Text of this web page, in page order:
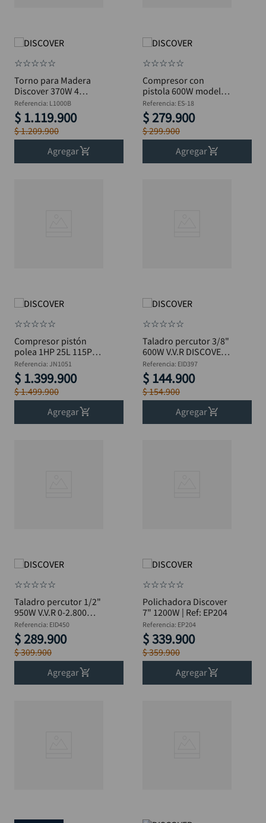
☆☆☆☆☆
Torno para Madera
Discover 370W 4
Velocidades - L1000B
Referencia: L1000B
$ 1.119.900
$1.209.900
Agregar
☆☆☆☆☆
Compresor con
pistola 600W modelo
spray DISCOVER ES-18
Referencia: ES-18
$ 279.900
$299.900
Agregar
☆☆☆☆☆
Compresor pistón
polea 1HP 25L 115PSI
1.3CFM DISCOVER
JN1051
Referencia: JN1051
$ 1.399.900
$1.499.900
Agregar
☆☆☆☆☆
Taladro percutor 3/8"
600W V.V.R DISCOVER
EID397
Referencia: EID397
$ 144.900
$154.900
Agregar
☆☆☆☆☆
Taladro percutor 1/2"
950W V.V.R 0-2.800
DISCOVER EID450
Referencia: EID450
$ 289.900
$309.900
Agregar
☆☆☆☆☆
Polichadora Discover
7" 1200W | Ref: EP204
Referencia: EP204
$339.900
$359.900
Agregar